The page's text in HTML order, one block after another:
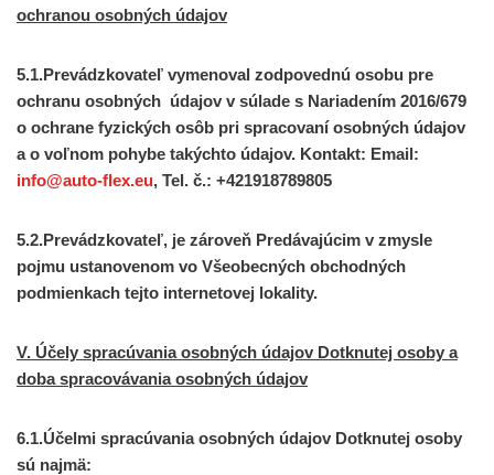
ochranou osobných údajov
5.1.Prevádzkovateľ vymenoval zodpovednú osobu pre
ochranu osobných údajov v súlade s Nariadením 2016/679
o ochrane fyzických osôb pri spracovaní osobných údajov
a o voľnom pohybe takýchto údajov. Kontakt: Email:
info@auto-flex.eu, Tel. č.: +421918789805
5.2.Prevádzkovateľ, je zároveň Predávajúcim v zmysle
pojmu ustanovenom vo Všeobecných obchodných
podmienkach tejto internetovej lokality.
V. Účely spracúvania osobných údajov Dotknutej osoby a
doba spracovávania osobných údajov
6.1.Účelmi spracúvania osobných údajov Dotknutej osoby
sú najmä: